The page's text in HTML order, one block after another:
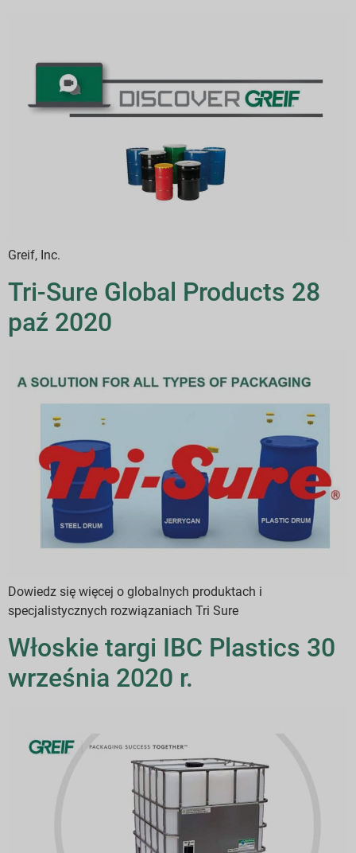
Greif, Inc.
Tri-Sure Global Products 28
paź 2020
Dowiedz się więcej o globalnych produktach i
specjalistycznych rozwiązaniach Tri Sure
Włoskie targi IBC Plastics 30
września 2020 r.